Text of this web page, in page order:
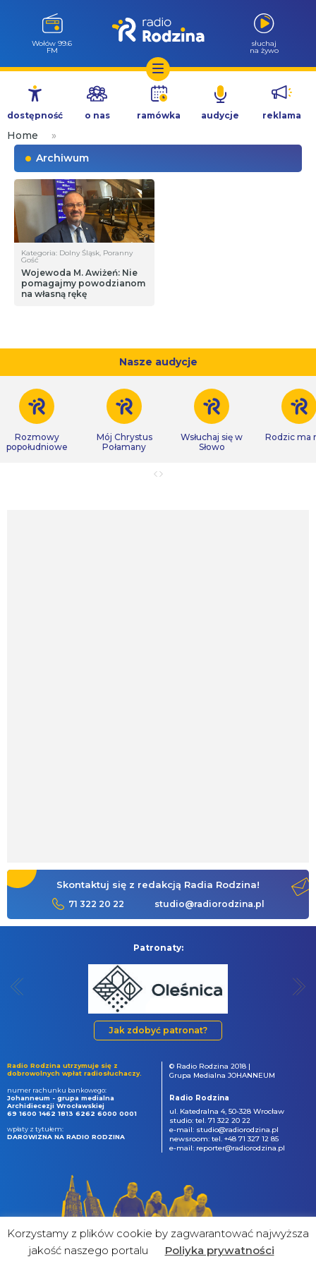
Przejdź
treści
Wołów 99.6
FM
słuchaj
na żywo
dostępność o nas ramówka audycje reklama
Home
»
Archiwum
Kategoria: Dolny Śląsk, Poranny
Gość
Wojewoda M. Awiżeń: Nie
pomagajmy powodzianom
na własną rękę
Nasze audycje
Rozmowy
popołudniowe
Mój Chrystus
Połamany
Wsłuchaj się w
Słowo
Rodzic ma
Skontaktuj się z redakcją Radia Rodzina!
71 322 20 22 studio@radiorodzina.pl
Patronaty:
Jak zdobyć patronat?
Radio Rodzina utrzymuje się z
dobrowolnych wpłat radiosłuchaczy.
numer rachunku bankowego:
Johanneum - grupa medialna
Archidiecezji Wrocławskiej
69 1600 1462 1813 6262 6000 0001
wpłaty z tytułem:
DAROWIZNA NA RADIO RODZINA
© Radio Rodzina 2018 |
Grupa Medialna JOHANNEUM
Radio Rodzina
ul. Katedralna 4, 50-328 Wrocław
studio: tel. 71 322 20 22
e-mail: studio@radiorodzina.pl
newsroom: tel. +48 71 327 12 85
e-mail: reporter@radiorodzina.pl
Korzystamy z plików cookie by zagwarantować najwyższa
jakość naszego portalu
Poliyka prywatności